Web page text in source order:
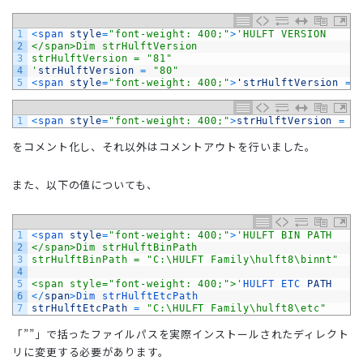
1
2
3
4
5
<span style= "font-weight: 400;"> 'HULFT VERSION
</span>Dim strHulftVersion
strHulftVersion = "81"
' strHulftVersion =
"80"
<span style= "font-weight: 400;"> ' strHulftVersion =
1 <span style= "font-weight: 400;">strHulftVersion =
をコメント化し、それ以外はコメントアウトを行いました。
また、以下の値についても、
1
2
3
4
5
6
7
<span style= "font-weight: 400;"> 'HULFT BIN PATH
</span>Dim strHulftBinPath
strHulftBinPath = "C:\HULFT Family\hulft8\binnt"
<span style="font-weight: 400;">' HULFT ETC
PATH
</span> Dim strHulftEtcPath
strHulftEtcPath
= "C:\HULFT Family\hulft8\etc"
「””」で括ったファイルパスを実際インストールされたディレクト
リに変更する必要があります。